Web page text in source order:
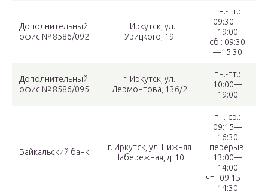
Дополнительный
офис № 8586/092
г. Иркутск, ул.
Урицкого, 19
пн.-пт.:
09:30—
19:00
сб.: 09:30
—15:30
Дополнительный
офис № 8586/095
г. Иркутск, ул.
Лермонтова, 136/2
пн.-пт.:
10:00—
19:00
Байкальский банк
г. Иркутск, ул. Нижняя
Набережная, д. 10
пн.-ср.:
09:15—
16:30
перерыв:
13:00—
14:00
чт.: 09:15—
14:30